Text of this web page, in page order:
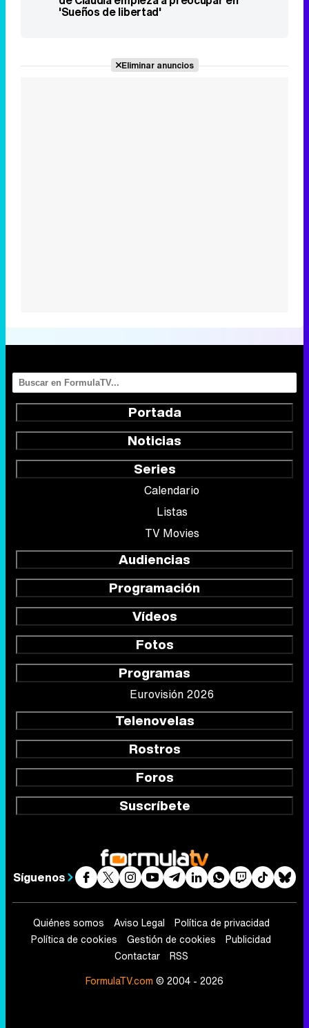
'Sueños de libertad'
Eliminar anuncios
Portada
Noticias
Series
Calendario
Listas
TV Movies
Audiencias
Programación
Vídeos
Fotos
Programas
Eurovisión 2026
Telenovelas
Rostros
Foros
Suscríbete
Síguenos
Quiénes somos Aviso Legal
Política de privacidad
Política de cookies
Gestión de cookies
Publicidad
Contactar
RSS
FormulaTV.com © 2004 - 2026